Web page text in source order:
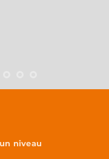
niveau